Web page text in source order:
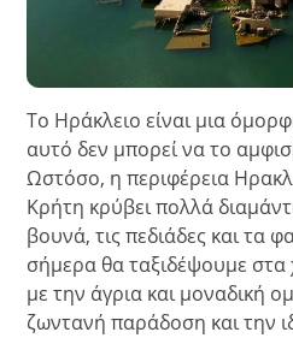
Το Ηράκλειο είναι μια
αυτό δεν μπορεί να το
Ωστόσο, η περιφέρεια
Κρήτη κρύβει πολλά
βουνά, τις πεδιάδες και τα
σήμερα θα ταξιδέψουμε
με την άγρια και μοναδική
ζωντανή παράδοση και την